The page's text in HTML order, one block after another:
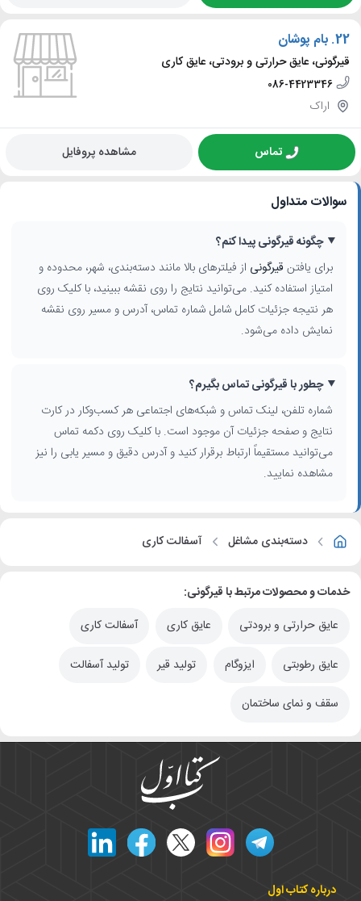
22. بام پوشان
قیرگونی، عایق حرارتی و برودتی، عایق کاری
086-4423346
اراک
تماس مشاهده پروفایل
سوالات متداول
چگونه قیرگونی پیدا کنم؟
برای یافتن قیرگونی از فیلترهای بالا مانند دسته‌بندی، شهر، محدوده و
امتیاز استفاده کنید. می‌توانید نتایج را روی نقشه ببینید، با کلیک روی
هر نتیجه جزئیات کامل شامل شماره تماس، آدرس و مسیر روی نقشه
نمایش داده می‌شود.
چطور با قیرگونی تماس بگیرم؟
شماره تلفن، لینک تماس و شبکه‌های اجتماعی هر کسب‌وکار در کارت
نتایج و صفحه جزئیات آن موجود است. با کلیک روی دکمه تماس
می‌توانید مستقیماً ارتباط برقرار کنید و آدرس دقیق و مسیر یابی را نیز
مشاهده نمایید.
دسته‌بندی مشاغل آسفالت کاری
خدمات و محصولات مرتبط با قیرگونی:
عایق حرارتی و برودتی
عایق کاری آسفالت کاری
عایق رطوبتی ایزوگام تولید قیر تولید آسفالت
سقف و نمای ساختمان
درباره کتاب اول